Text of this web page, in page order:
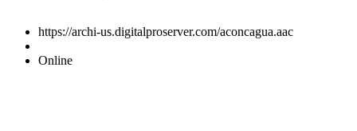
https://archi-us.digitalproserver.com/aconcagua.aac
Online